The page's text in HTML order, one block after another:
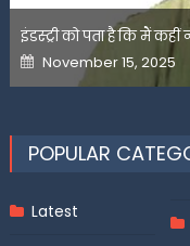
इंडस्ट्री को पता है कि मैं
Posted
on
November 15, 2025
POPULAR
Latest